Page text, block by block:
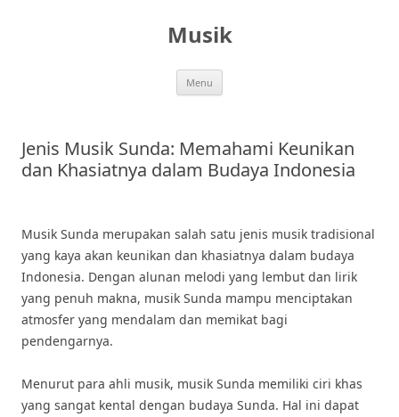
Musik
Menu
Jenis Musik Sunda: Memahami Keunikan
dan Khasiatnya dalam Budaya Indonesia
Musik Sunda merupakan salah satu jenis musik tradisional
yang kaya akan keunikan dan khasiatnya dalam budaya
Indonesia. Dengan alunan melodi yang lembut dan lirik
yang penuh makna, musik Sunda mampu menciptakan
atmosfer yang mendalam dan memikat bagi
pendengarnya.
Menurut para ahli musik, musik Sunda memiliki ciri khas
yang sangat kental dengan budaya Sunda. Hal ini dapat